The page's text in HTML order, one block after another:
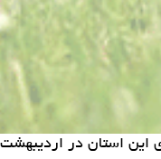
و دهه اول خرداد